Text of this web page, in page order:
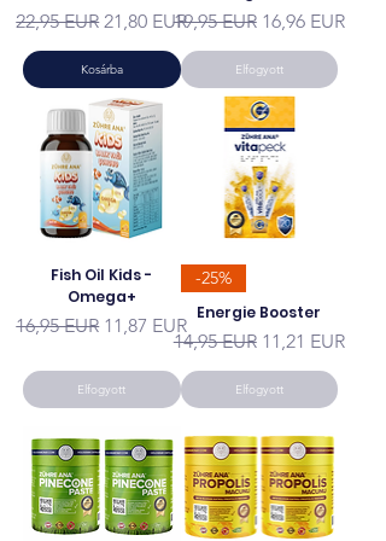
Szokásos ár
22,95 EUR Akciós ár
21,80 EUR
Kosárba
Szokásos ár
19,95 EUR Akciós ár
16,96 EUR
Elfogyott
Fish Oil Kids -
Omega+
Szokásos ár
16,95 EUR Akciós ár
11,87 EUR
Elfogyott
-25%
Energie Booster
Szokásos ár
14,95 EUR Akciós ár
11,21 EUR
Elfogyott